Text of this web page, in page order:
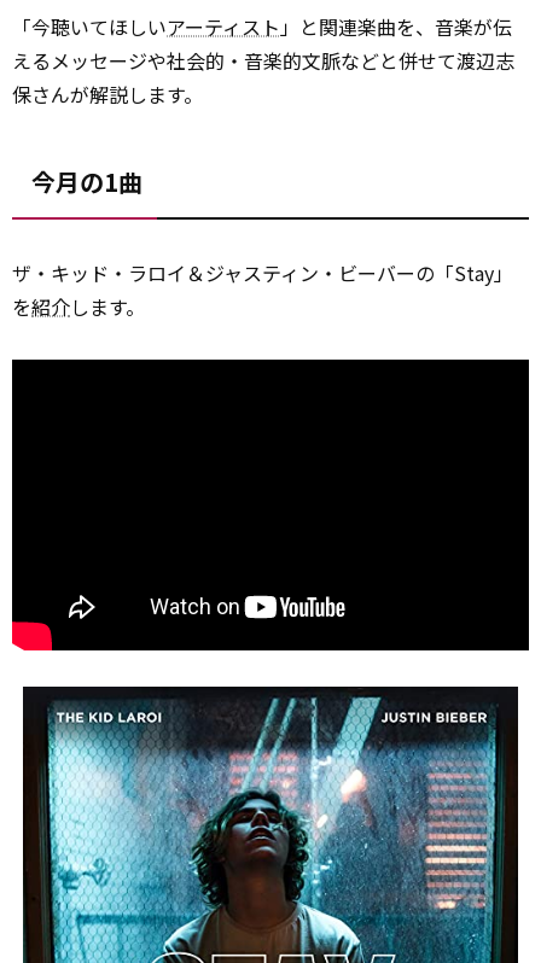
「今聴いてほしいアーティスト」と関連楽曲を、音楽が伝
えるメッセージや社会的・音楽的文脈などと併せて渡辺志
保さんが解説します。
今月の1曲
ザ・キッド・ラロイ＆ジャスティン・ビーバーの「Stay」
を紹介します。